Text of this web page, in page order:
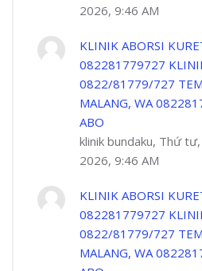
2026, 9:46 AM
KLINIK ABORSI
082281779727
0822/81779/727
MALANG, WA
ABO
klinik bundaku, Thứ
2026, 9:46 AM
KLINIK ABORSI
082281779727
0822/81779/727
MALANG, WA